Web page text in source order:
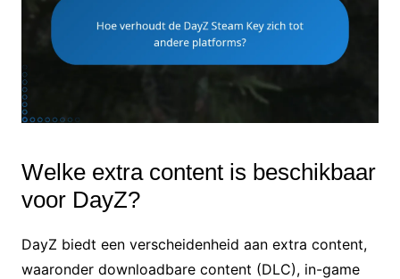
Welke extra content is beschikbaar
voor DayZ?
DayZ biedt een verscheidenheid aan extra content,
waaronder downloadbare content (DLC), in-game